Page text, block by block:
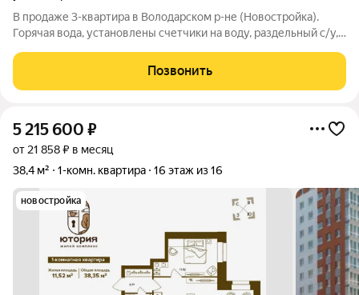
В продаже 3-квартира в Володарском р-не (Новостройка).
Горячая вода, установлены счетчики на воду, раздельный с/у,
утеплена снаружи и внутри. Сделан кап. Ремонт крыши, в
подвале поменяны все
Позвонить
5 215 600 ₽
от 21 858 ₽ в месяц
38,4 м²
1-комн. квартира 16 этаж из 16
новостройка